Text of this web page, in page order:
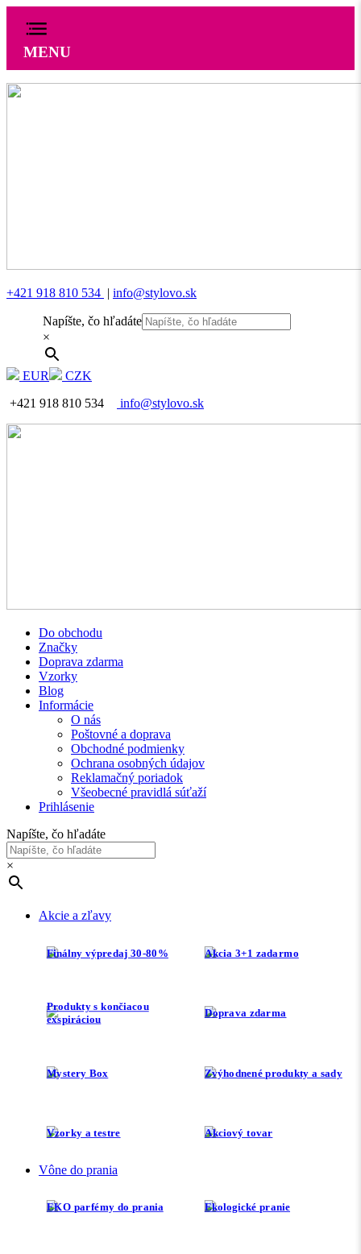
MENU
+421 918 810 534 | info@stylovo.sk
Napíšte, čo hľadáte
×
EUR
CZK
+421 918 810 534
info@stylovo.sk
Do obchodu
Značky
Doprava zdarma
Vzorky
Blog
Informácie
O nás
Poštovné a doprava
Obchodné podmienky
Ochrana osobných údajov
Reklamačný poriadok
Všeobecné pravidlá súťaží
Prihlásenie
Napíšte, čo hľadáte
×
Akcie a zľavy
Finálny výpredaj 30-80% Akcia 3+1 zadarmo
Produkty s končiacou
exspiráciou
Doprava zdarma
Mystery Box Zvýhodnené produkty a sady
Vzorky a testre Akciový tovar
Vône do prania
EKO parfémy do prania Ekologické pranie